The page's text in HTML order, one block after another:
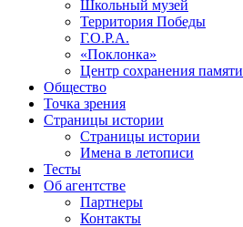
Школьный музей
Территория Победы
Г.О.Р.А.
«Поклонка»
Центр сохранения памяти
Общество
Точка зрения
Страницы истории
Страницы истории
Имена в летописи
Тесты
Об агентстве
Партнеры
Контакты